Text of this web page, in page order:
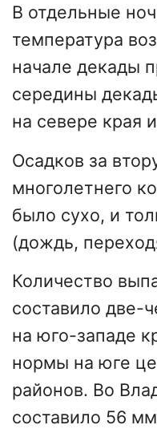
В отдельные
температура
начале декады
середины
на севере края
Осадков за
многолетнего
было сухо, и
(дождь,
Количество
составило две-
на юго-западе
нормы на юге
районов. Во
составило 56